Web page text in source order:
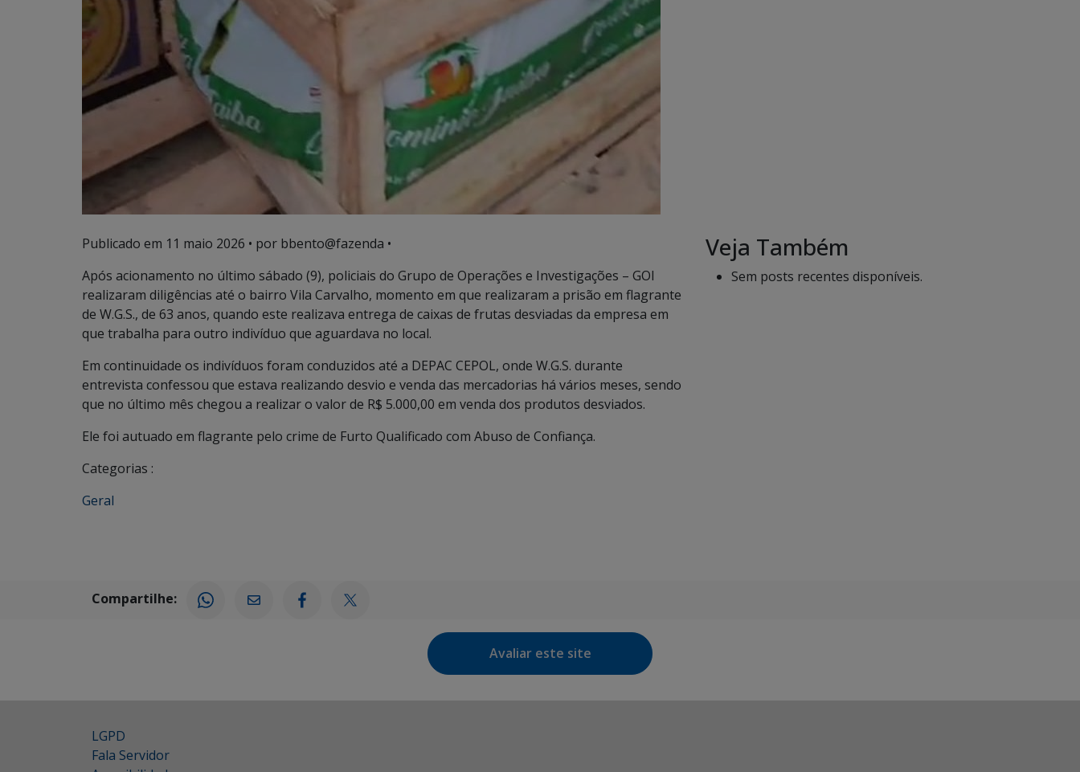
Publicado em 11 maio 2026 • por bbento@fazenda •
Após acionamento no último sábado (9), policiais do Grupo de Operações e Investigações – GOI
realizaram diligências até o bairro Vila Carvalho, momento em que realizaram a prisão em flagrante
de W.G.S., de 63 anos, quando este realizava entrega de caixas de frutas desviadas da empresa em
que trabalha para outro indivíduo que aguardava no local.
Em continuidade os indivíduos foram conduzidos até a DEPAC CEPOL, onde W.G.S. durante
entrevista confessou que estava realizando desvio e venda das mercadorias há vários meses, sendo
que no último mês chegou a realizar o valor de R$ 5.000,00 em venda dos produtos desviados.
Ele foi autuado em flagrante pelo crime de Furto Qualificado com Abuso de Confiança.
Categorias :
Geral
Veja Também
Sem posts recentes disponíveis.
Compartilhe:
Avaliar este site
LGPD
Fala Servidor